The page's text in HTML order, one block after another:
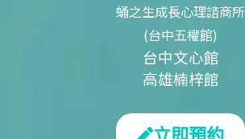
蛹之生成長心理諮商所
(台中五權館)
台中文心館
高雄楠梓館